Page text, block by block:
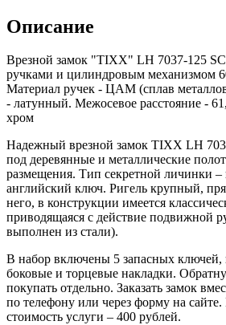
Описание
Врезной замок "TIXX" LH 7037-125 SC
ручками и цилиндровым механизмом
Материал ручек - ЦАМ (сплав
- латунный. Межосевое расстояние -
хром
Надежный врезной замок TIXX LH
под деревянные и металлические
размещения. Тип секретной личинки
английский ключ. Ригель крупный,
него, в конструкции имеется
приводящаяся с действие подвижной
выполнен из стали).
В набор включены 5 запасных ключей,
боковые и торцевые накладки.
покупать отдельно. Заказать замок
по телефону или через форму на
стоимость услуги – 400 рублей.